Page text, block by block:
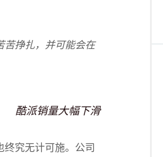
苦挣扎，并可能会在
酷派销量大幅下滑
究无计可施。公司